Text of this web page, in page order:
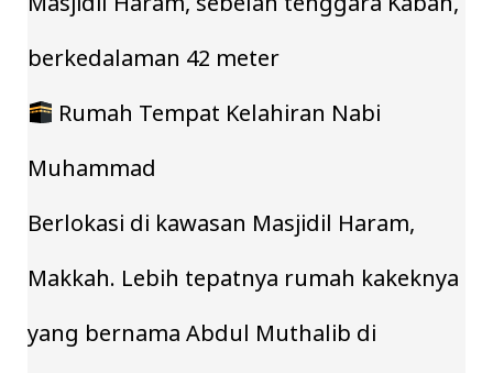
berkedalaman 42 meter
Rumah Tempat Kelahiran Nabi
Muhammad
Berlokasi di kawasan Masjidil Haram,
Makkah. Lebih tepatnya rumah kakeknya
yang bernama Abdul Muthalib di